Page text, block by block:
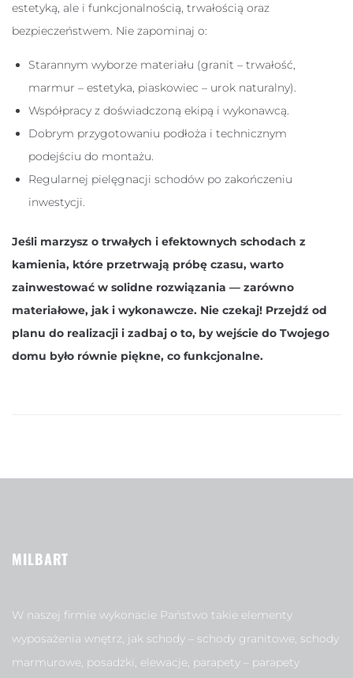
estetyką, ale i funkcjonalnością, trwałością oraz
bezpieczeństwem. Nie zapominaj o:
Starannym wyborze materiału (granit – trwałość,
marmur – estetyka, piaskowiec – urok naturalny).
Współpracy z doświadczoną ekipą i wykonawcą.
Dobrym przygotowaniu podłoża i technicznym
podejściu do montażu.
Regularnej pielęgnacji schodów po zakończeniu
inwestycji.
Jeśli marzysz o trwałych i efektownych schodach z
kamienia, które przetrwają próbę czasu, warto
zainwestować w solidne rozwiązania — zarówno
materiałowe, jak i wykonawcze. Nie czekaj! Przejdź od
planu do realizacji i zadbaj o to, by wejście do Twojego
domu było równie piękne, co funkcjonalne.
MILBART
W naszej firmie wykonacie Państwo takie elementy
wyposażenia wnętrz, jak schody – schody granitowe, schody
marmurowe, posadzki, elewacje, parapety – parapety